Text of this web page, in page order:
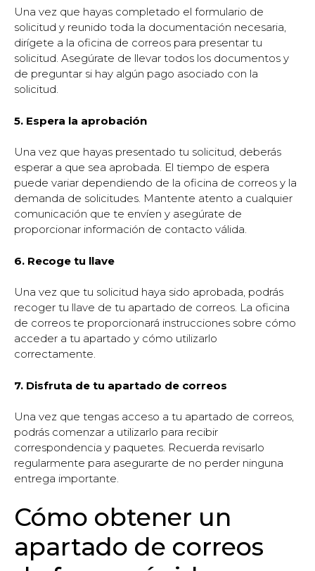
Una vez que hayas completado el formulario de
solicitud y reunido toda la documentación necesaria,
dirígete a la oficina de correos para presentar tu
solicitud. Asegúrate de llevar todos los documentos y
de preguntar si hay algún pago asociado con la
solicitud.
5. Espera la aprobación
Una vez que hayas presentado tu solicitud, deberás
esperar a que sea aprobada. El tiempo de espera
puede variar dependiendo de la oficina de correos y la
demanda de solicitudes. Mantente atento a cualquier
comunicación que te envíen y asegúrate de
proporcionar información de contacto válida.
6. Recoge tu llave
Una vez que tu solicitud haya sido aprobada, podrás
recoger tu llave de tu apartado de correos. La oficina
de correos te proporcionará instrucciones sobre cómo
acceder a tu apartado y cómo utilizarlo
correctamente.
7. Disfruta de tu apartado de correos
Una vez que tengas acceso a tu apartado de correos,
podrás comenzar a utilizarlo para recibir
correspondencia y paquetes. Recuerda revisarlo
regularmente para asegurarte de no perder ninguna
entrega importante.
Cómo obtener un
apartado de correos